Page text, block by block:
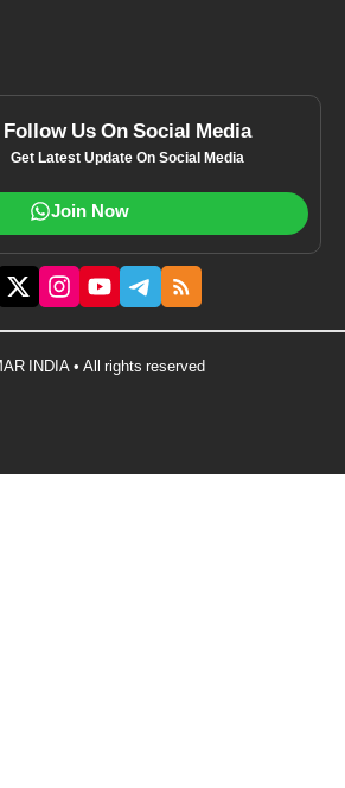
Follow Us On Social Media
Get Latest Update On Social Media
Join Now
INDIA • All rights reserved